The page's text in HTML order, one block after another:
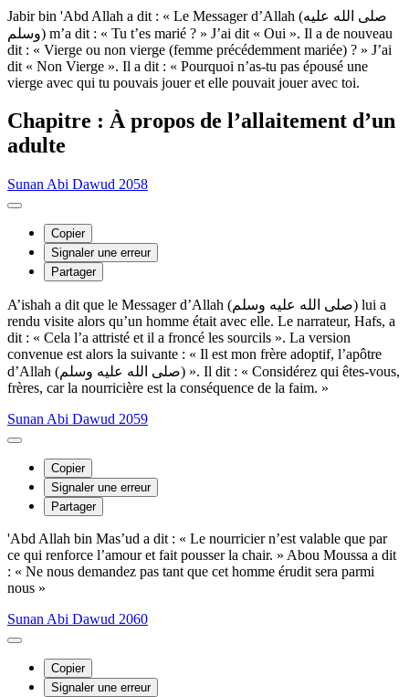
Jabir bin 'Abd Allah a dit : « Le Messager d’Allah (صلى الله عليه
وسلم) m’a dit : « Tu t’es marié ? » J’ai dit « Oui ». Il a de nouveau
dit : « Vierge ou non vierge (femme précédemment mariée) ? » J’ai
dit « Non Vierge ». Il a dit : « Pourquoi n’as-tu pas épousé une
vierge avec qui tu pouvais jouer et elle pouvait jouer avec toi.
Chapitre : À propos de l’allaitement d’un
adulte
Sunan Abi Dawud 2058
Copier
Signaler une erreur
Partager
A’ishah a dit que le Messager d’Allah (صلى الله عليه وسلم) lui a
rendu visite alors qu’un homme était avec elle. Le narrateur, Hafs, a
dit : « Cela l’a attristé et il a froncé les sourcils ». La version
convenue est alors la suivante : « Il est mon frère adoptif, l’apôtre
d’Allah (صلى الله عليه وسلم) ». Il dit : « Considérez qui êtes-vous,
frères, car la nourricière est la conséquence de la faim. »
Sunan Abi Dawud 2059
Copier
Signaler une erreur
Partager
'Abd Allah bin Mas’ud a dit : « Le nourricier n’est valable que par
ce qui renforce l’amour et fait pousser la chair. » Abou Moussa a dit
: « Ne nous demandez pas tant que cet homme érudit sera parmi
nous »
Sunan Abi Dawud 2060
Copier
Signaler une erreur